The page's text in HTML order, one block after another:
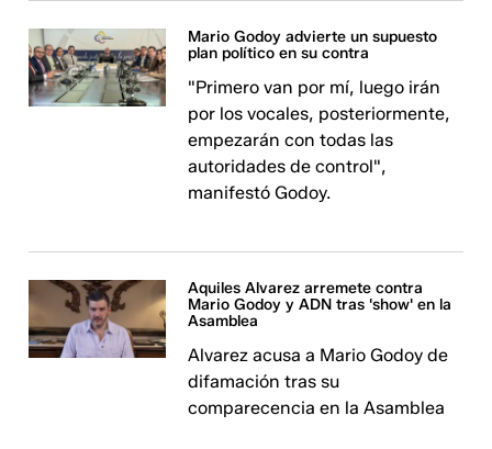
Mario Godoy advierte un supuesto
plan político en su contra
"Primero van por mí, luego irán
por los vocales, posteriormente,
empezarán con todas las
autoridades de control",
manifestó Godoy.
Aquiles Alvarez arremete contra
Mario Godoy y ADN tras 'show' en la
Asamblea
Alvarez acusa a Mario Godoy de
difamación tras su
comparecencia en la Asamblea